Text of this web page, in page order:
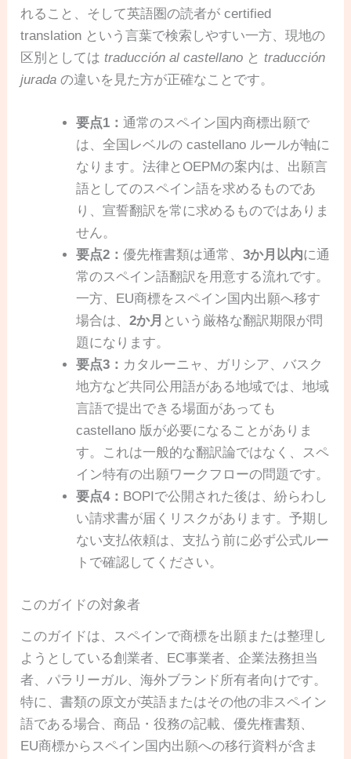
れること、そして英語圏の読者が certified
translation という言葉で検索しやすい一方、現地の
区別としてはtraducción al castellano とtraducción
jurada の違いを見た方が正確なことです。
要点1：通常のスペイン国内商標出願で
は、全国レベルの castellano ルールが軸に
なります。法律とOEPMの案内は、出願言
語としてのスペイン語を求めるものであ
り、宣誓翻訳を常に求めるものではありま
せん。
要点2：優先権書類は通常、3か月以内に通
常のスペイン語翻訳を用意する流れです。
一方、EU商標をスペイン国内出願へ移す
場合は、2か月 という厳格な翻訳期限が問
題になります。
要点3： カタルーニャ、ガリシア、バスク
地方など共同公用語がある地域では、地域
言語で提出できる場面があっても
castellano 版が必要になることがありま
す。これは一般的な翻訳論ではなく、スペ
イン特有の出願ワークフローの問題です。
要点4： BOPIで公開された後は、紛らわし
い請求書が届くリスクがあります。予期し
ない支払依頼は、支払う前に必ず公式ルー
トで確認してください。
このガイドの対象者
このガイドは、スペインで商標を出願または整理し
ようとしている創業者、EC事業者、企業法務担当
者、パラリーガル、海外ブランド所有者向けです。
特に、書類の原文が英語またはその他の非スペイン
語である場合、商品・役務の記載、優先権書類、
EU商標からスペイン国内出願への移行資料が含ま